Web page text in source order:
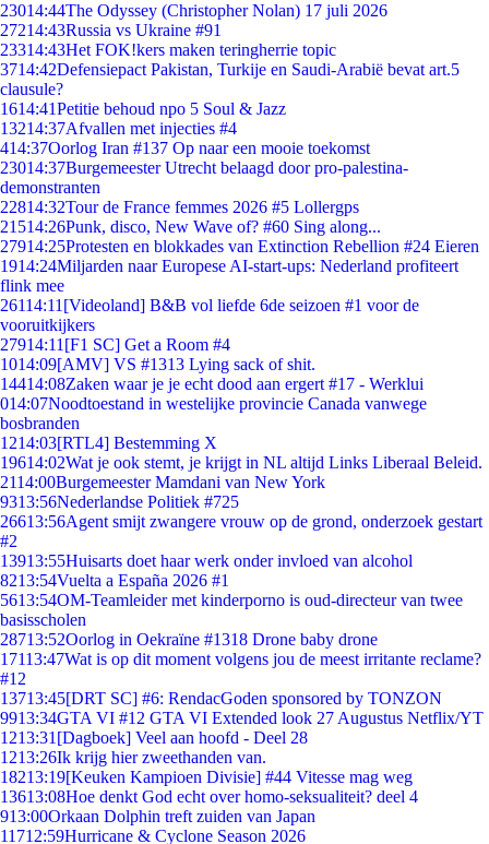
23014:44The Odyssey (Christopher Nolan) 17 juli 2026
27214:43Russia vs Ukraine #91
23314:43Het FOK!kers maken teringherrie topic
3714:42Defensiepact Pakistan, Turkije en Saudi-Arabië bevat art.5
clausule?
1614:41Petitie behoud npo 5 Soul & Jazz
13214:37Afvallen met injecties #4
414:37Oorlog Iran #137 Op naar een mooie toekomst
23014:37Burgemeester Utrecht belaagd door pro-palestina-
demonstranten
22814:32Tour de France femmes 2026 #5 Lollergps
21514:26Punk, disco, New Wave of? #60 Sing along...
27914:25Protesten en blokkades van Extinction Rebellion #24 Eieren
1914:24Miljarden naar Europese AI-start-ups: Nederland profiteert
flink mee
26114:11 [Videoland] B&B vol liefde 6de seizoen #1 voor de
vooruitkijkers
27914:11 [F1 SC] Get a Room #4
1014:09[AMV] VS #1313 Lying sack of shit.
14414:08Zaken waar je je echt dood aan ergert #17 - Werklui
014:07Noodtoestand in westelijke provincie Canada vanwege
bosbranden
1214:03[RTL4] Bestemming X
19614:02Wat je ook stemt, je krijgt in NL altijd Links Liberaal Beleid.
2114:00Burgemeester Mamdani van New York
9313:56Nederlandse Politiek #725
26613:56Agent smijt zwangere vrouw op de grond, onderzoek gestart
#2
13913:55Huisarts doet haar werk onder invloed van alcohol
8213:54Vuelta a España 2026 #1
5613:54OM-Teamleider met kinderporno is oud-directeur van twee
basisscholen
28713:52Oorlog in Oekraïne #1318 Drone baby drone
17113:47Wat is op dit moment volgens jou de meest irritante reclame?
#12
13713:45[DRT SC] #6: RendacGoden sponsored by TONZON
9913:34GTA VI #12 GTA VI Extended look 27 Augustus Netflix/YT
1213:31 [Dagboek] Veel aan hoofd - Deel 28
1213:26Ik krijg hier zweethanden van.
18213:19[Keuken Kampioen Divisie] #44 Vitesse mag weg
13613:08Hoe denkt God echt over homo-seksualiteit? deel 4
913:00Orkaan Dolphin treft zuiden van Japan
11712:59Hurricane & Cyclone Season 2026